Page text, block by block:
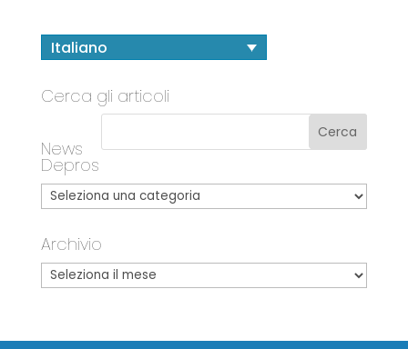
Italiano
Cerca gli articoli
News
Depros
Archivio